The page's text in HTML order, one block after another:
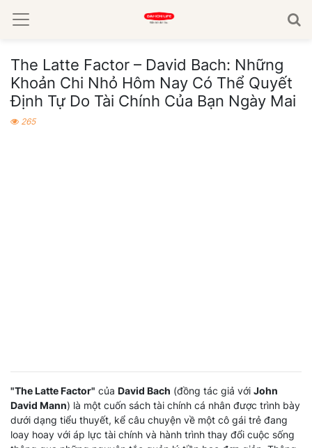
The Latte Factor – David Bach: Những
Khoản Chi Nhỏ Hôm Nay Có Thể Quyết
Định Tự Do Tài Chính Của Bạn Ngày Mai
265
"The Latte Factor" của David Bach (đồng tác giả với John
David Mann) là một cuốn sách tài chính cá nhân được trình bày
dưới dạng tiểu thuyết, kể câu chuyện về một cô gái trẻ đang
loay hoay với áp lực tài chính và hành trình thay đổi cuộc sống